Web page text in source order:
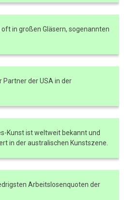
in großen Gläsern, sogenannten
der USA in der
Kunst ist weltweit bekannt und
in der australischen Kunstszene.
Arbeitslosenquoten der